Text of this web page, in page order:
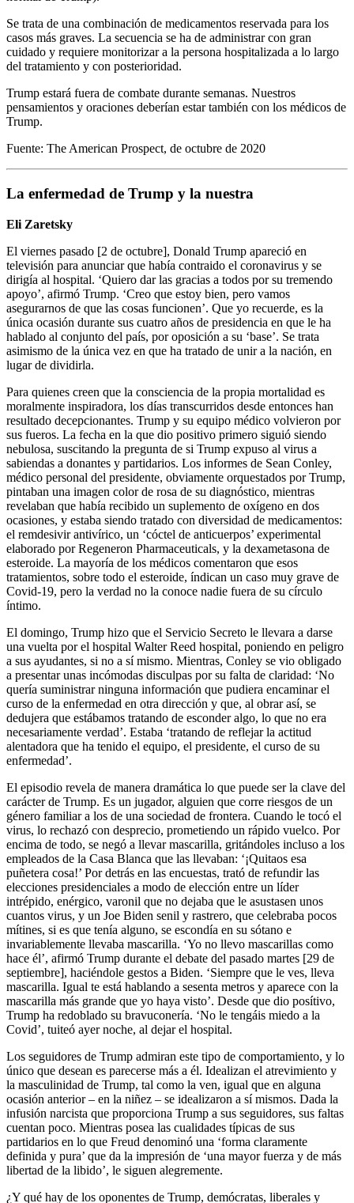
Se trata de una combinación de medicamentos reservada para los
casos más graves. La secuencia se ha de administrar con gran
cuidado y requiere monitorizar a la persona hospitalizada a lo largo
del tratamiento y con posterioridad.
Trump estará fuera de combate durante semanas. Nuestros
pensamientos y oraciones deberían estar también con los médicos de
Trump.
Fuente: The American Prospect, de octubre de 2020
La enfermedad de Trump y la nuestra
Eli Zaretsky
El viernes pasado [2 de octubre], Donald Trump apareció en
televisión para anunciar que había contraido el coronavirus y se
dirigía al hospital. ‘Quiero dar las gracias a todos por su tremendo
apoyo’, afirmó Trump. ‘Creo que estoy bien, pero vamos
asegurarnos de que las cosas funcionen’. Que yo recuerde, es la
única ocasión durante sus cuatro años de presidencia en que le ha
hablado al conjunto del país, por oposición a su ‘base’. Se trata
asimismo de la única vez en que ha tratado de unir a la nación, en
lugar de dividirla.
Para quienes creen que la consciencia de la propia mortalidad es
moralmente inspiradora, los días transcurridos desde entonces han
resultado decepcionantes. Trump y su equipo médico volvieron por
sus fueros. La fecha en la que dio positivo primero siguió siendo
nebulosa, suscitando la pregunta de si Trump expuso al virus a
sabiendas a donantes y partidarios. Los informes de Sean Conley,
médico personal del presidente, obviamente orquestados por Trump,
pintaban una imagen color de rosa de su diagnóstico, mientras
revelaban que había recibido un suplemento de oxígeno en dos
ocasiones, y estaba siendo tratado con diversidad de medicamentos:
el remdesivir antivírico, un ‘cóctel de anticuerpos’ experimental
elaborado por Regeneron Pharmaceuticals, y la dexametasona de
esteroide. La mayoría de los médicos comentaron que esos
tratamientos, sobre todo el esteroide, índican un caso muy grave de
Covid-19, pero la verdad no la conoce nadie fuera de su círculo
íntimo.
El domingo, Trump hizo que el Servicio Secreto le llevara a darse
una vuelta por el hospital Walter Reed hospital, poniendo en peligro
a sus ayudantes, si no a sí mismo. Mientras, Conley se vio obligado
a presentar unas incómodas disculpas por su falta de claridad: ‘No
quería suministrar ninguna información que pudiera encaminar el
curso de la enfermedad en otra dirección y que, al obrar así, se
dedujera que estábamos tratando de esconder algo, lo que no era
necesariamente verdad’. Estaba ‘tratando de reflejar la actitud
alentadora que ha tenido el equipo, el presidente, el curso de su
enfermedad’.
El episodio revela de manera dramática lo que puede ser la clave del
carácter de Trump. Es un jugador, alguien que corre riesgos de un
género familiar a los de una sociedad de frontera. Cuando le tocó el
virus, lo rechazó con desprecio, prometiendo un rápido vuelco. Por
encima de todo, se negó a llevar mascarilla, gritándoles incluso a los
empleados de la Casa Blanca que las llevaban: ‘¡Quitaos esa
puñetera cosa!’ Por detrás en las encuestas, trató de refundir las
elecciones presidenciales a modo de elección entre un líder
intrépido, enérgico, varonil que no dejaba que le asustasen unos
cuantos virus, y un Joe Biden senil y rastrero, que celebraba pocos
mítines, si es que tenía alguno, se escondía en su sótano e
invariablemente llevaba mascarilla. ‘Yo no llevo mascarillas como
hace él’, afirmó Trump durante el debate del pasado martes [29 de
septiembre], haciéndole gestos a Biden. ‘Siempre que le ves, lleva
mascarilla. Igual te está hablando a sesenta metros y aparece con la
mascarilla más grande que yo haya visto’. Desde que dio posítivo,
Trump ha redoblado su bravuconería. ‘No le tengáis miedo a la
Covid’, tuiteó ayer noche, al dejar el hospital.
Los seguidores de Trump admiran este tipo de comportamiento, y lo
único que desean es parecerse más a él. Idealizan el atrevimiento y
la masculinidad de Trump, tal como la ven, igual que en alguna
ocasión anterior – en la niñez – se idealizaron a sí mismos. Dada la
infusión narcista que proporciona Trump a sus seguidores, sus faltas
cuentan poco. Mientras posea las cualidades típicas de sus
partidarios en lo que Freud denominó una ‘forma claramente
definida y pura’ que da la impresión de ‘una mayor fuerza y de más
libertad de la libido’, le siguen alegremente.
¿Y qué hay de los oponentes de Trump, demócratas, liberales y